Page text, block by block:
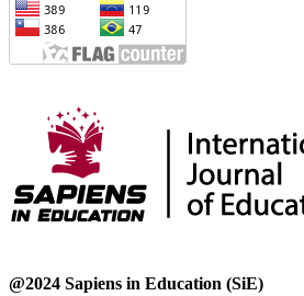
@2024 Sapiens in Education